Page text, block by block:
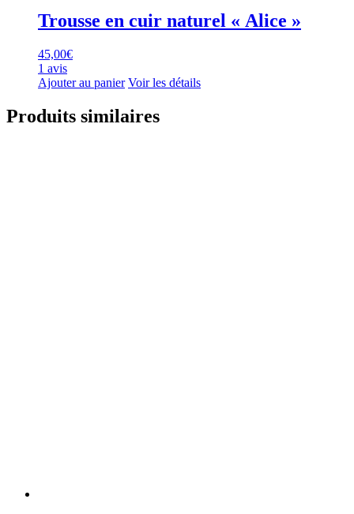
Trousse en cuir naturel « Alice »
45,00€
1 avis
Ajouter au panier Voir les détails
Produits similaires